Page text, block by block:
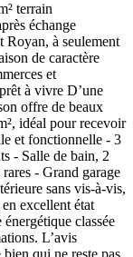
terrain
échange
Royan, à seulement
de caractère
et
à vivre D’une
offre de beaux
idéal pour recevoir
et fonctionnelle - 3
- Salle de bain, 2
- Grand garage
sans vis-à-vis,
excellent état
classée
L’avis